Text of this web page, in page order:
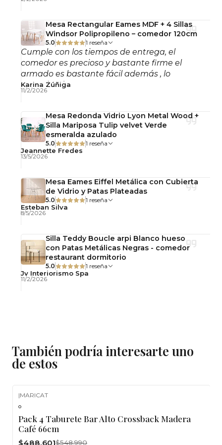
estabilidad y larga vida útil.
Su estructura soporta el uso frecuente en
ambientes residenciales y comerciales,
manteniendo firmeza, comodidad y presencia
estética en el tiempo.
Detalles del Producto
Material: Madera Haya
Asiento: Ratán
Alto asiento: 66 cm
Ancho asiento: 43 cm
Profundidad: 43 cm
Uso: Interior
Producto armado: No
Usos Recomendados
Quinchos
Barras de cocina
Espacios comerciales
Airbnb y proyectos inmobiliarios
Beneficios del Producto
Mesa Rectangular Eames MDF + 4 Sillas
Windsor Polipropileno – comedor 120cm
5.0 1 reseña
Cumple con los tiempos de entrega, el
comedor es precioso y bastante firme el
armado es bastante fácil además , lo
recomiendo!
Karina Zúñiga
11/2/2026
Mesa Redonda Vidrio Lyon Metal Wood +
Silla Mariposa Tulip velvet Verde
esmeralda azulado
5.0 1 reseña
Jeannette Fredes
13/5/2026
Mesa Eames Eiffel Metálica con Cubierta
de Vidrio y Patas Plateadas
5.0 1 reseña
Esteban Silva
8/5/2026
Silla Teddy Boucle arpi Blanco hueso
con Patas Metálicas Negras - comedor
restaurant dormitorio
5.0 1 reseña
Jv Interiorismo Spa
11/2/2026
También podría interesarte uno
de estos
|MARICAT
Pack 4 Taburete Bar Alto Crossback Madera
Café 66cm
$488.601$548.990